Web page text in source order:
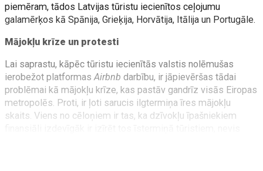
piemēram, tādos Latvijas tūristu iecienītos ceļojumu
galamērķos kā Spānija, Grieķija, Horvātija, Itālija un Portugāle.
Mājokļu krīze un protesti
Lai saprastu, kāpēc tūristu iecienītās valstis nolēmušas
ierobežot platformasAirbnbdarbību, ir jāpievēršas tādai
problēmai kā mājokļu krīze, kas pastāv gandrīz visās Eiropas
metropolēs. Proti, ir ļoti sarucis ilgtermiņa īres mājokļu
skaits. Viens no cēloņiem ir tas, ka dzīvokļu īpašniekiem